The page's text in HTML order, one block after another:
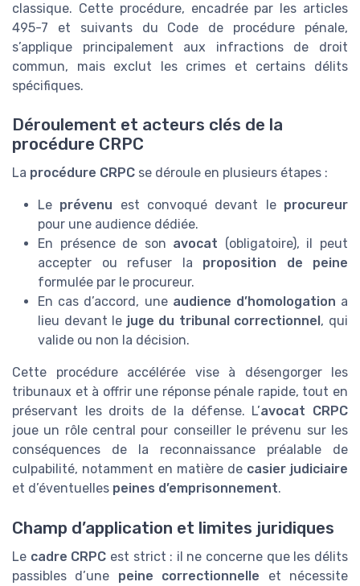
classique. Cette procédure, encadrée par les articles
495-7 et suivants du Code de procédure pénale,
s’applique principalement aux infractions de droit
commun, mais exclut les crimes et certains délits
spécifiques.
Déroulement et acteurs clés de la
procédure CRPC
La procédure CRPC se déroule en plusieurs étapes :
Le prévenu est convoqué devant le procureur
pour une audience dédiée.
En présence de son avocat (obligatoire), il peut
accepter ou refuser la proposition de peine
formulée par le procureur.
En cas d’accord, une audience d’homologation a
lieu devant le juge du tribunal correctionnel , qui
valide ou non la décision.
Cette procédure accélérée vise à désengorger les
tribunaux et à offrir une réponse pénale rapide, tout en
préservant les droits de la défense. L’avocat CRPC
joue un rôle central pour conseiller le prévenu sur les
conséquences de la reconnaissance préalable de
culpabilité, notamment en matière de casier judiciaire
et d’éventuelles peines d’emprisonnement.
Champ d’application et limites juridiques
Le cadre CRPC est strict : il ne concerne que les délits
passibles d’une peine correctionnelle et nécessite